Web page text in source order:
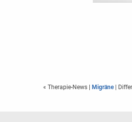
« Therapie-News Migräne|